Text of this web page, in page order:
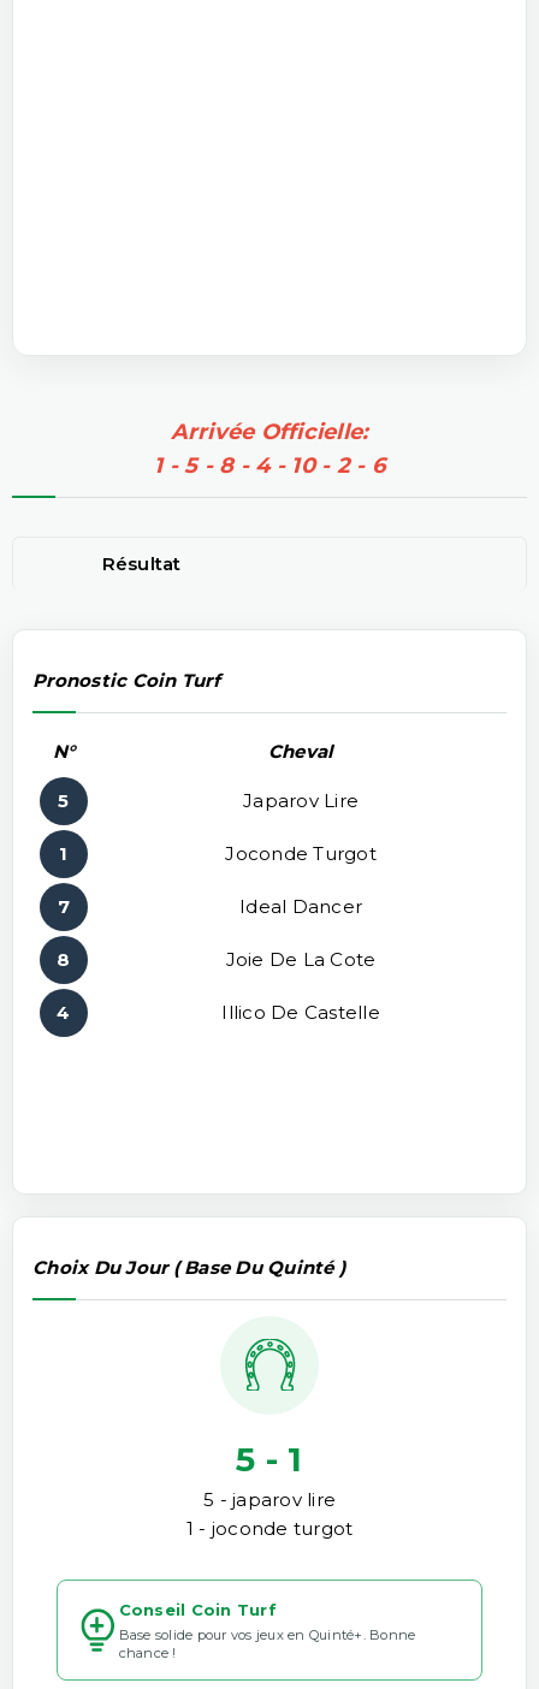
Arrivée Officielle:
1 - 5 - 8 - 4 - 10 - 2 - 6
Résultat
Pronostic Coin Turf
N° Cheval
5 Japarov Lire
1 Joconde Turgot
7 Ideal Dancer
8 Joie De La Cote
4 Illico De Castelle
Choix Du Jour ( Base Du Quinté )
5 - 1
5 - japarov lire
1 - joconde turgot
Conseil Coin Turf
Base solide pour vos jeux en Quinté+. Bonne
chance !